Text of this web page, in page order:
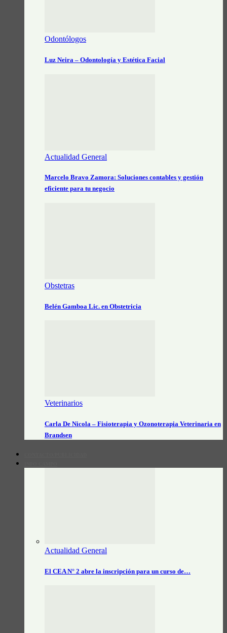
Odontólogos
Luz Neira – Odontología y Estética Facial
Actualidad General
Marcelo Bravo Zamora: Soluciones contables y gestión
eficiente para tu negocio
Obstetras
Belén Gamboa Lic. en Obstetricia
Veterinarios
Carla De Nicola – Fisioterapia y Ozonoterapia Veterinaria en
Brandsen
Actualidad General
El CEA N° 2 abre la inscripción para un curso de…